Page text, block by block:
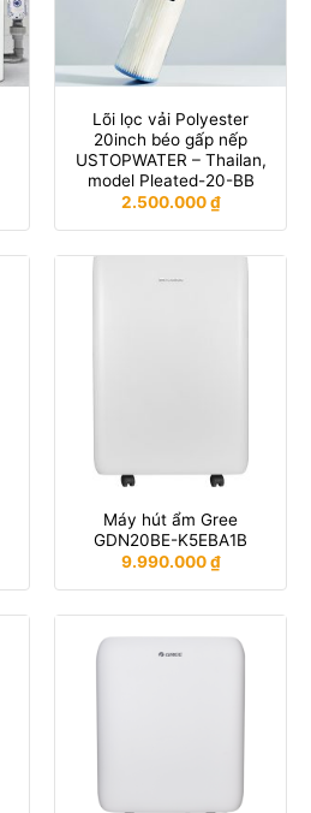
Lõi lọc vải Polyester
20inch béo gấp nếp
USTOPWATER – Thailan,
model Pleated-20-BB
2.500.000₫
Máy hút ẩm Gree
GDN20BE-K5EBA1B
9.990.000₫